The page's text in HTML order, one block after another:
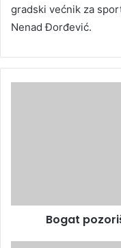
gradski većnik za
Nenad Đorđević.
Bogat